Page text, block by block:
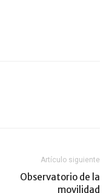
Artículo siguiente
Observatorio de la
movilidad